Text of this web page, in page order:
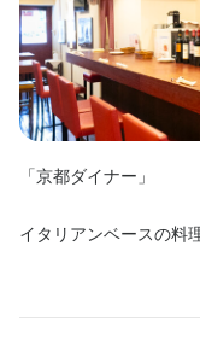
「京都ダイナー」
イタリアンベースの料
に真っ先に思い浮か
アルなメニュー開発や
勤務時間
【平日】
13:00〜22:30（シフト
【土日祝】
●ランチ営業が無いの
勤務時間
13:00〜22:30（シフト
【土日祝】
11:00〜22:30（早番遅
勤務時間
【平日】
11:00〜22:30（早番
●ランチ営業が無いの